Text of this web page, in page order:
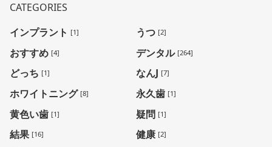
CATEGORIES
インプラント [1] うつ [2]
おすすめ [4] デンタル [264]
どっち [1] なんJ [7]
ホワイトニング [8] 永久歯 [1]
黄色い歯 [1] 疑問 [1]
結果 [16] 健康 [2]